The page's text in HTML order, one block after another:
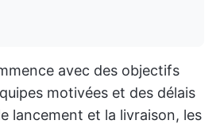
avec des objectifs
motivées et des délais
lancement et la livraison, les